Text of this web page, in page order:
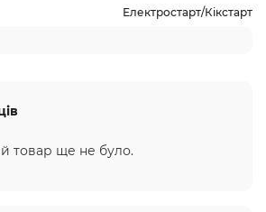
Електростарт/Кікстарт
товар ще не було.